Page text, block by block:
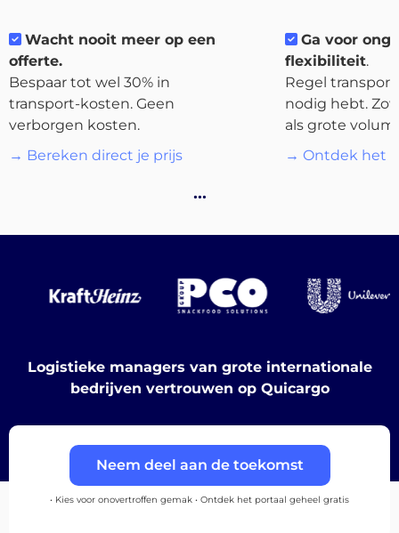
About
platform
Bestemmingen
Nederlands
Wacht nooit meer op een
offerte.
Bespaar tot wel 30% in
transport-kosten. Geen
verborgen kosten.
→ Bereken direct je prijs
Ga voor
flexibiliteit.
Regel
nodig hebt.
als grote
→ Ontdek het
…
Logistieke managers van grote internationale
bedrijven vertrouwen op Quicargo
Neem deel aan de toekomst
• Kies voor onovertroffen gemak • Ontdek het portaal geheel gratis